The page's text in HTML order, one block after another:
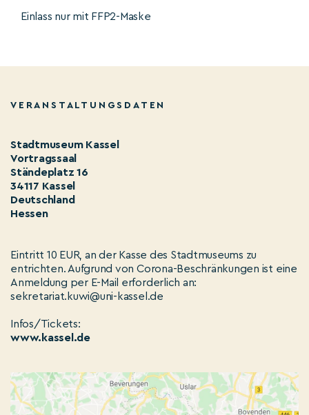
Einlass nur mit FFP2-Maske
VERANSTALTUNGSDATEN
Stadtmuseum Kassel
Vortragssaal
Ständeplatz 16
34117 Kassel
Deutschland
Hessen
Eintritt 10 EUR, an der Kasse des Stadtmuseums zu
entrichten. Aufgrund von Corona-Beschränkungen ist eine
Anmeldung per E-Mail erforderlich an:
sekretariat.kuwi@uni-kassel.de
Infos/Tickets:
www.kassel.de